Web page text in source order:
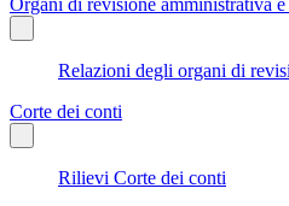
Relazioni degli organi di
Corte dei conti
Rilievi Corte dei conti